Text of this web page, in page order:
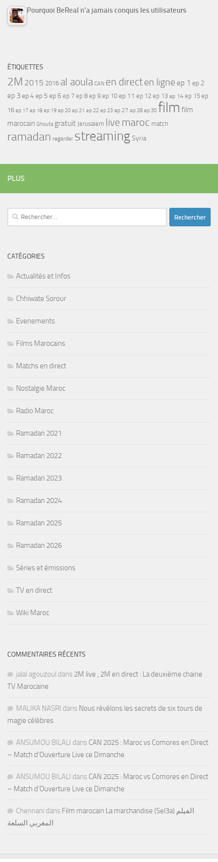
Pourquoi BeReal n’a jamais conquis les utilisateurs
ÉTIQUETTES
2M 2015 2016 al aoula CAN en directen ligne ep 1 ep 2
ep 3ep 4ep 5 ep 6 ep 7 ep 8 ep 9 ep 10 ep 11 ep 12 ep 13 ep 14 ep 15 ep
16 ep 17 ep 18 ep 19 ep 20 ep 21 ep 22 ep 23 ep 27 ep 28 ep 30 film film
marocain Ghouta gratuit Jerusalem live maroc match
ramadan regarder streamingSyria
PLUS
Rechercher :
CATÉGORIES
Actualités et Infos
Chhiwate Sorour
Evenements
Films Marocains
Matchs en direct
Nostalgie Maroc
Radio Maroc
Ramadan 2021
Ramadan 2022
Ramadan 2023
Ramadan 2024
Ramadan 2025
Ramadan 2026
Séries et émissions
TV en direct
Wiki Maroc
COMMENTAIRES RÉCENTS
jalal agouzoul dans 2M live , 2M en direct : La deuxième chaine
TV Marocaine
MALIKA NASRI dans Nous révélons les secrets de six tours de
magie célèbres
ANSUMOU BILALI dans CAN 2025 : Maroc vs Comores en Direct
– Match d’Ouverture Live ce Dimanche
ANSUMOU BILALI dans CAN 2025 : Maroc vs Comores en Direct
– Match d’Ouverture Live ce Dimanche
Chennani dans Film marocain La marchandise (Sel3a) الفيلم
المغربي السلعة